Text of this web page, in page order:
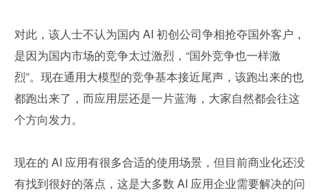
对此，该人士不认为国内 AI 初创公司争相抢夺国外客户，
是因为国内市场的竞争太过激烈，“国外竞争也一样激
烈”。现在通用大模型的竞争基本接近尾声，该跑出来的也
都跑出来了，而应用层还是一片蓝海，大家自然都会往这
个方向发力。
现在的 AI 应用有很多合适的使用场景，但目前商业化还没
有找到很好的落点，这是大多数 AI 应用企业需要解决的问